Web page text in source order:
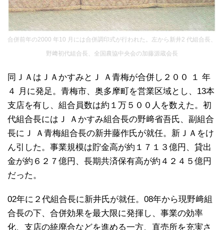
合併前年の2000 年10 月には合併調印式が行われた。左から新井2 代組合長、
野﨑初代組合長、全国農協中央会の加藤源蔵会長
同ＪＡはＪＡかすみとＪ Ａ青梅が合併し２００ １ 年
４ 月に発足。青梅市、奥多摩町を営業区域とし、13本
支店を有し、組合員数は約１万５００人を数えた。初
代組合長にはＪ Ａかすみ組合長の野﨑省吾氏、副組合
長にＪ Ａ青梅組合長の新井藤作氏が就任。新ＪＡをけ
ん引した。事業規模は貯金高が約１７１３億円、貸出
金が約６２７億円、長期共済保有高が約４２４５億円
だった。
02年に２代組合長に新井氏が就任。08年から現野﨑組
合長の下、合併効果を最大限に発揮し、事業の効率
化、支店の統廃合などを進める一方、直売所を充実さ